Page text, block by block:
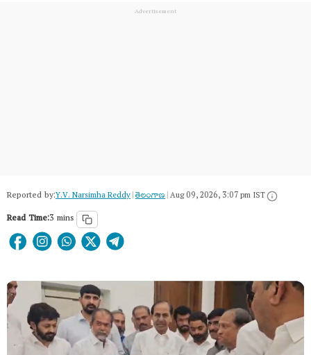
Reported by:Y.V. Narsimha Reddy|తెలంగాణ‌|Aug 09, 2026, 3:07 pm IST
Read Time:3 mins